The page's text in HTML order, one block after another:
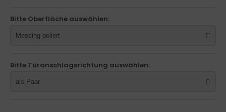
Bitte Oberfläche auswählen:
Messing poliert
Bitte Türanschlagsrichtung auswählen:
als Paar